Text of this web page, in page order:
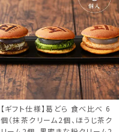
【ギフト仕様】葛どら 食べ比べ 6
個（抹茶クリーム2個、ほうじ茶ク